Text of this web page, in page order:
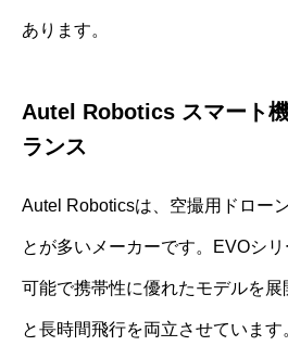
あります。
Autel Robotics スマート
ランス
Autel Roboticsは、空撮用ドロー
とが多いメーカーです。EVOシ
可能で携帯性に優れたモデルを
と長時間飛行を両立させています